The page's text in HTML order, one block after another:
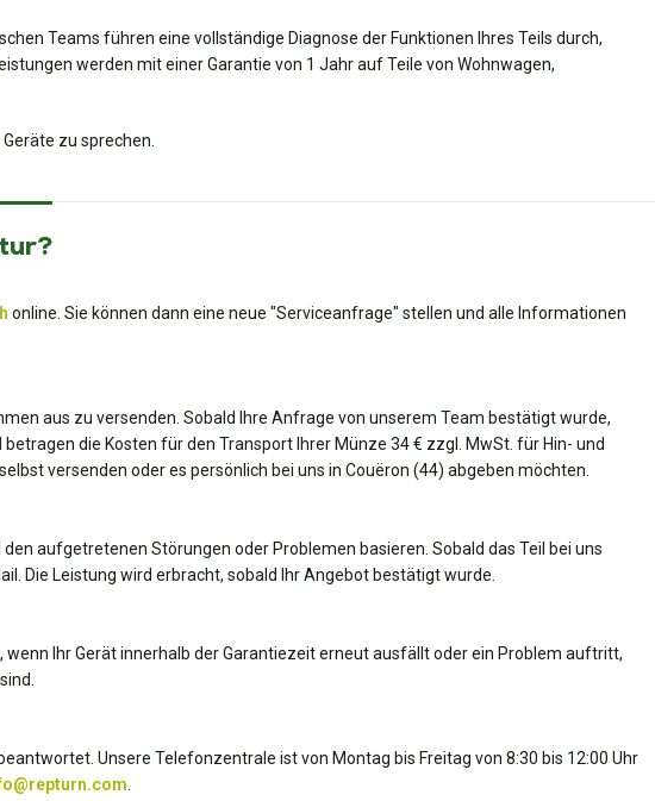
Teams führen eine vollständige Diagnose der Funktionen Ihres Teils durch,
werden mit einer Garantie von 1 Jahr auf Teile von Wohnwagen,
zu sprechen.
online. Sie können dann eine neue "Serviceanfrage" stellen und alle Informationen
aus zu versenden. Sobald Ihre Anfrage von unserem Team bestätigt wurde,
die Kosten für den Transport Ihrer Münze 34 € zzgl. MwSt. für Hin- und
versenden oder es persönlich bei uns in Couëron (44) abgeben möchten.
aufgetretenen Störungen oder Problemen basieren. Sobald das Teil bei uns
Die Leistung wird erbracht, sobald Ihr Angebot bestätigt wurde.
Ihr Gerät innerhalb der Garantiezeit erneut ausfällt oder ein Problem auftritt,
Unsere Telefonzentrale ist von Montag bis Freitag von 8:30 bis 12:00 Uhr